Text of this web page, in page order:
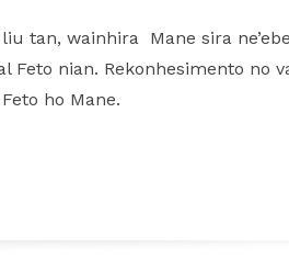
tan, wainhira Mane sira
Feto nian. Rekonhesimento no
ho Mane.